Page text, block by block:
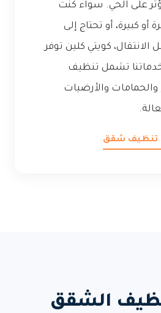
على الحي. سواء كنت
كبيرة، أو تحتاج إلى
كويتي كلين توفر
تشمل تنظيف
والأرضيات
تنظيف شقق
الشقق